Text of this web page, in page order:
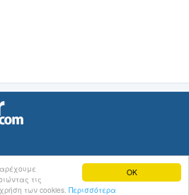
OK
τις
των cookies. Περισσότερα
iNews